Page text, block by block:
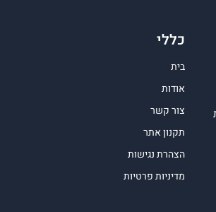
כללי
בית
אודות
צור קשר
תקנון אתר
הצהרת נגישות
מדיניות פרטיות